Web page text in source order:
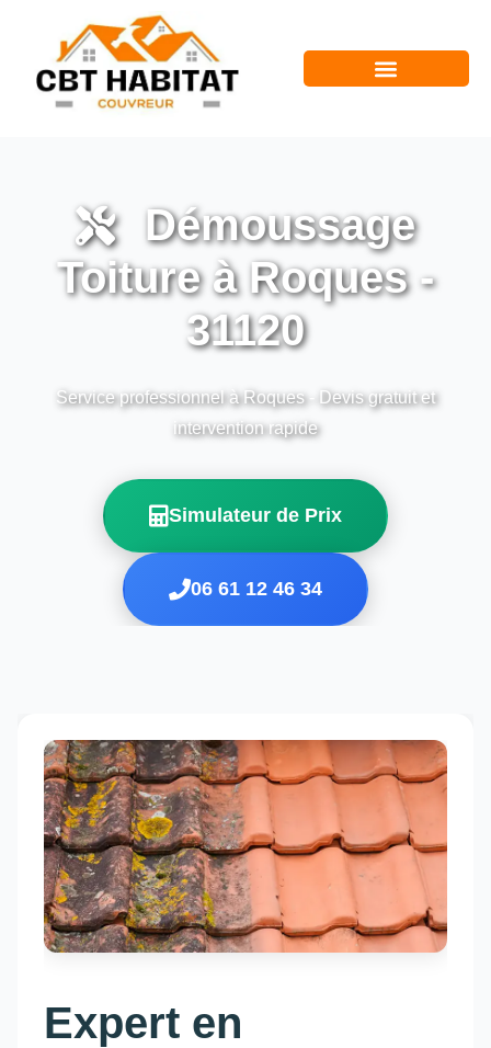
Démoussage
Toiture à Roques -
31120
Service professionnel à Roques - Devis gratuit et
intervention rapide
Simulateur de Prix
06 61 12 46 34
Expert en